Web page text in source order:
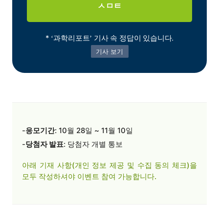
ㅅㅁㅌ
* ‘과학리포트’ 기사 속 정답이 있습니다.
기사 보기
-응모기간: 10월 28일 ~ 11월 10일
-당첨자 발표: 당첨자 개별 통보
아래 기재 사항(개인 정보 제공 및 수집 동의 체크)을
모두 작성하셔야 이벤트 참여 가능합니다.